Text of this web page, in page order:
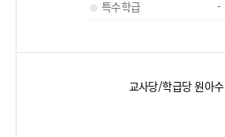
특수학급
-
교사당/학급당 원아수